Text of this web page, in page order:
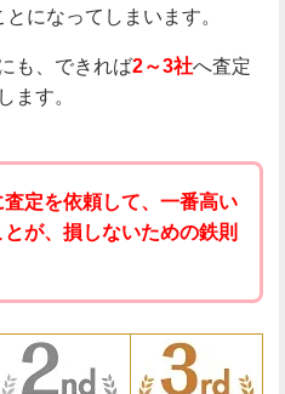
とになってしまいます。
も、できれば2～3社へ査定
ます。
定を依頼して、一番高い
が、損しないための鉄則